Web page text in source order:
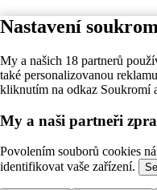
Nastavení
My a našich 18 partnerů
také personalizovanou
kliknutím na odkaz Soukromí
My a naši partneři
Povolením souborů cookies
identifikovat vaše zařízení.